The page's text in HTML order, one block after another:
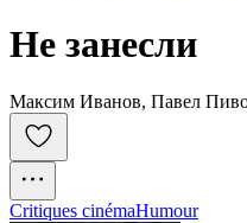
Не занесли
Максим Иванов, Павел
Critiques cinémaHumour